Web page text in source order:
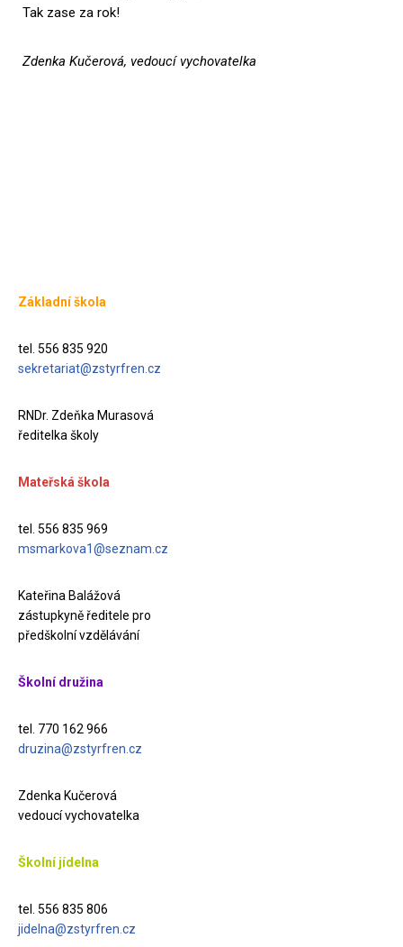
Tak zase za rok!
Zdenka Kučerová, vedoucí vychovatelka
Základní škola
tel. 556 835 920
sekretariat@zstyrfren.cz
RNDr. Zdeňka Murasová
ředitelka školy
Mateřská škola
tel. 556 835 969
msmarkova1@seznam.cz
Kateřina Balážová
zástupkyně ředitele pro
předškolní vzdělávání
Školní družina
tel. 770 162 966
druzina@zstyrfren.cz
Zdenka Kučerová
vedoucí vychovatelka
Školní jídelna
tel. 556 835 806
jidelna@zstyrfren.cz